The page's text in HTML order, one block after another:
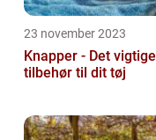
23 november 2023
Knapper - Det vigtige
tilbehør til dit tøj